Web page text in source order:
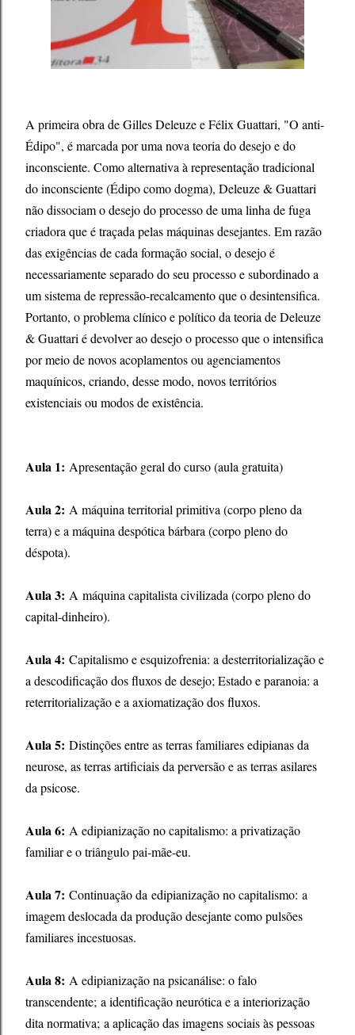
A primeira obra de Gilles Deleuze e Félix Guattari, "O anti-
Édipo", é marcada por uma nova teoria do desejo e do
inconsciente. Como alternativa à representação tradicional
do inconsciente (Édipo como dogma), Deleuze & Guattari
não dissociam o desejo do processo de uma linha de fuga
criadora que é traçada pelas máquinas desejantes. Em razão
das exigências de cada formação social, o desejo é
necessariamente separado do seu processo e subordinado a
um sistema de repressão-recalcamento que o desintensifica.
Portanto, o problema clínico e político da teoria de Deleuze
& Guattari é devolver ao desejo o processo que o intensifica
por meio de novos acoplamentos ou agenciamentos
maquínicos, criando, desse modo, novos territórios
existenciais ou modos de existência.
Aula 1: Apresentação geral do curso (aula gratuita)
Aula 2: A máquina territorial primitiva (corpo pleno da
terra) e a máquina despótica bárbara (corpo pleno do
déspota).
Aula 3: A máquina capitalista civilizada (corpo pleno do
capital-dinheiro).
Aula 4: Capitalismo e esquizofrenia: a desterritorialização e
a descodificação dos fluxos de desejo; Estado e paranoia: a
reterritorialização e a axiomatização dos fluxos.
Aula 5: Distinções entre as terras familiares edipianas da
neurose, as terras artificiais da perversão e as terras asilares
da psicose.
Aula 6: A edipianização no capitalismo: a privatização
familiar e o triângulo pai-mãe-eu.
Aula 7: Continuação da edipianização no capitalismo: a
imagem deslocada da produção desejante como pulsões
familiares incestuosas.
Aula 8: A edipianização na psicanálise: o falo
transcendente; a identificação neurótica e a interiorização
dita normativa; a aplicação das imagens sociais às pessoas